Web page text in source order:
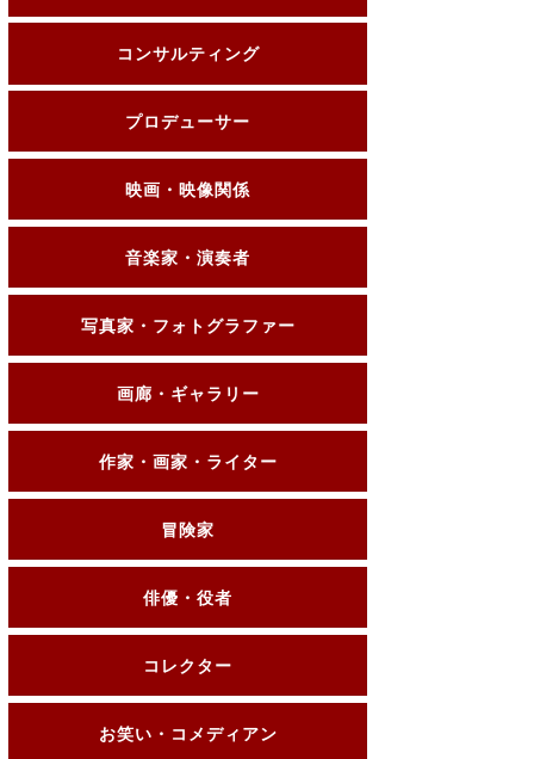
コンサルティング
プロデューサー
映画・映像関係
音楽家・演奏者
写真家・フォトグラファー
画廊・ギャラリー
作家・画家・ライター
冒険家
俳優・役者
コレクター
お笑い・コメディアン